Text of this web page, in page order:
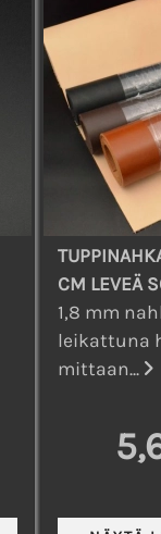
CM LEVEÄ
1,8 mm
leikattuna
mittaan...